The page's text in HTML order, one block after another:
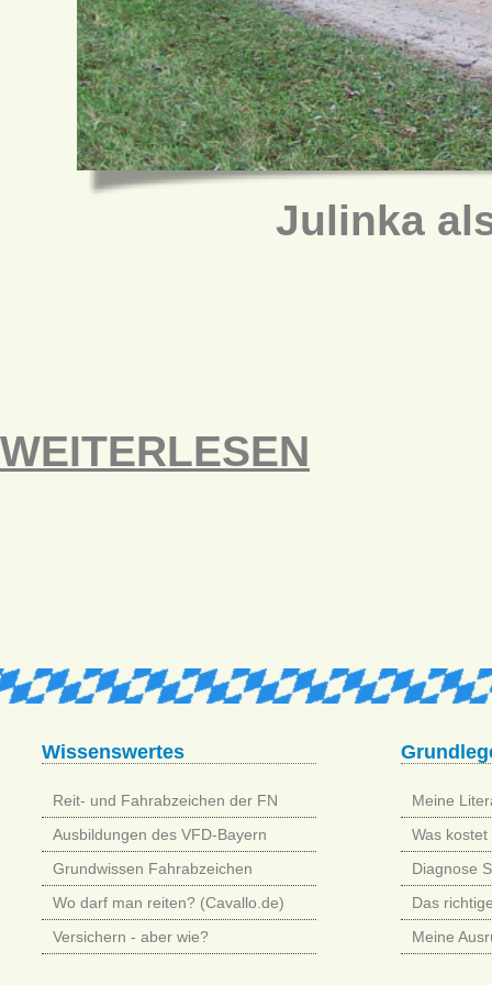
Julinka
WEITERLESEN
Wissenswertes
Reit- und Fahrabzeichen der FN
Ausbildungen des VFD-Bayern
Grundwissen Fahrabzeichen
Wo darf man reiten? (Cavallo.de)
Versichern - aber wie?
Meine
Was
Diagnose
Das
Meine